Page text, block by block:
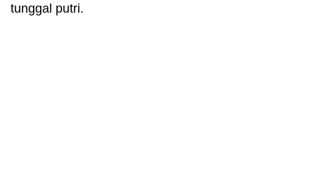
tunggal putri.